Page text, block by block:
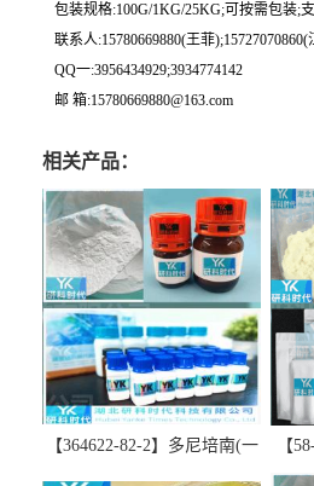
包装规格:100G/1KG/25KG;可按需包装;
联系人:15780669880(王菲);15727070860(
QQ一:3956434929;3934774142
邮 箱:15780669880@163.com
相关产品：
【364622-82-2】多尼培南(一
【
丁-